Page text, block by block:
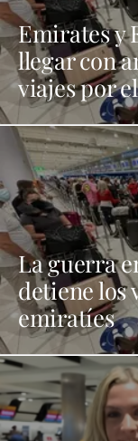
Emirates y
llegar con
viajes por
La guerra
detiene los
emiratíes